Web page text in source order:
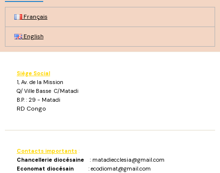
Français
English
Siège Social
1, Av. de la Mission
Q/ Ville Basse C/Matadi
B.P. : 29 - Matadi
RD Congo
Contacts importants :
Chancellerie diocésaine : matadiecclesia@gmail.com
Economat diocésain : ecodiomat@gmail.com